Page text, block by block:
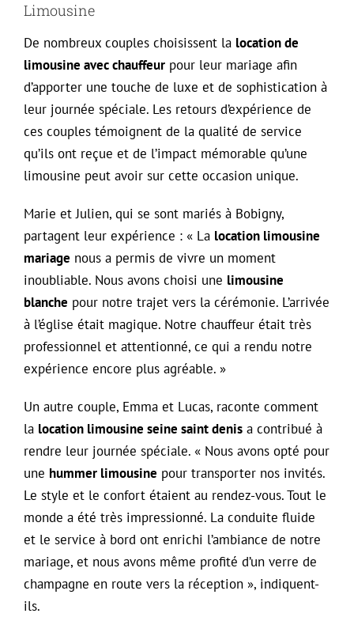
Limousine
De nombreux couples choisissent la location de
limousine avec chauffeur pour leur mariage afin
d’apporter une touche de luxe et de sophistication à
leur journée spéciale. Les retours d’expérience de
ces couples témoignent de la qualité de service
qu’ils ont reçue et de l’impact mémorable qu’une
limousine peut avoir sur cette occasion unique.
Marie et Julien, qui se sont mariés à Bobigny,
partagent leur expérience : « La location limousine
mariage nous a permis de vivre un moment
inoubliable. Nous avons choisi une limousine
blanche pour notre trajet vers la cérémonie. L’arrivée
à l’église était magique. Notre chauffeur était très
professionnel et attentionné, ce qui a rendu notre
expérience encore plus agréable. »
Un autre couple, Emma et Lucas, raconte comment
la location limousine seine saint denis a contribué à
rendre leur journée spéciale. « Nous avons opté pour
une hummer limousine pour transporter nos invités.
Le style et le confort étaient au rendez-vous. Tout le
monde a été très impressionné. La conduite fluide
et le service à bord ont enrichi l’ambiance de notre
mariage, et nous avons même profité d’un verre de
champagne en route vers la réception », indiquent-
ils.